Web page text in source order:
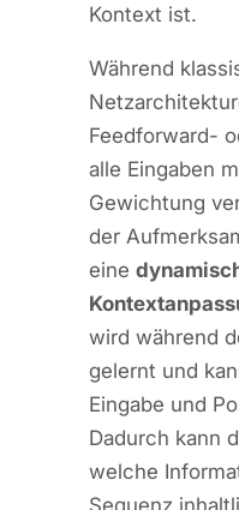
Kontext ist.
Während
Feedforward-
alle Eingaben
Gewichtung
der
eine
wird während
gelernt und
Eingabe und
Dadurch kann
welche
Sequenz